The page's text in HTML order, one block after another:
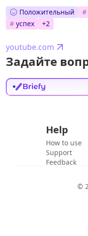
Положительный #
# успех +2
youtube.com
Задайте
Help
How to use
Support
Feedback
©